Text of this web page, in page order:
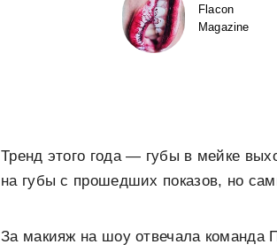
Flacon
Magazine
Тренд этого года — губы в мейке
на губы с прошедших показов, но
За макияж на шоу отвечала команда